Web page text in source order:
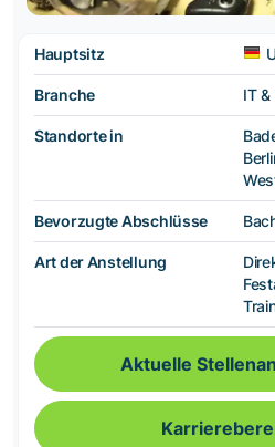
Hauptsitz
Branche IT
Standorte in
Bevorzugte Abschlüsse
Art der Anstellung
Aktuelle